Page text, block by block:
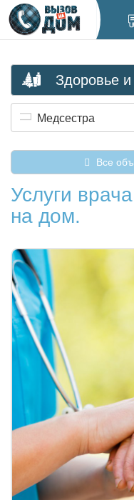
новое
Здоровье и
Медсестра
Все
Услуги
на дом.